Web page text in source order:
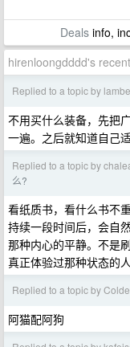
Dealsinfo,
hirenloongdddd's
Replied to a topic by
不用买什么装备，先把
一遍。之后就知道自己
Replied to a topic by
么?
看纸质书，看什么书不重
持续一段时间后，会自
那种内心的平静。不是
真正体验过那种状态的
Replied to a topic by
阿猫配阿狗